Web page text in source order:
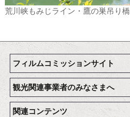
荒川峡もみじライン・鷹の巣吊り橋
フィルムコミッションサイト
観光関連事業者のみなさまへ
関連コンテンツ